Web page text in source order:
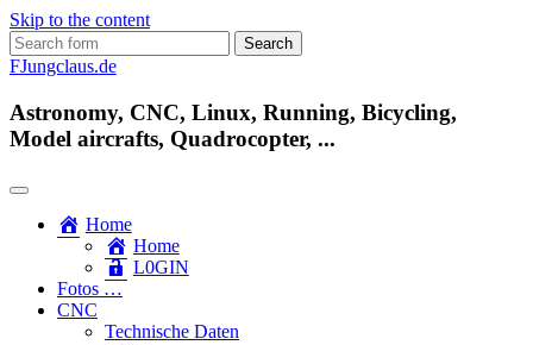
Skip to the content
Search
for:
FJungclaus.de
Astronomy, CNC, Linux, Running, Bicycling,
Model aircrafts, Quadrocopter, ...
Home
Home
L​0​​GIN
Fotos …
CNC
Technische Daten